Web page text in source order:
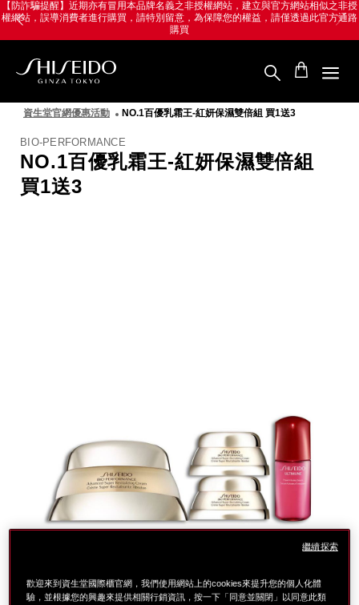
跳
至
Skip
to
【防詐騙提醒】近期亦有冒用本品牌名義之非授權網站，建立與官方網站相似之非授
權網站，誤導消費者進行購買，請特別留意，為保障您的權益，請僅透過此官方通路
購買
資
生
國
際
櫃
資生堂官網優惠活動 NO.1百優乳霜王-紅妍保濕雙倍組 買1送3
BIO-PERFORMANCE
NO.1百優乳霜王-紅妍保濕雙倍組
買1送3
歡迎來到資生堂國際櫃官網，我們使用網站上的cookies來提升您的個人化體
驗，並根據您的興趣來提供相關行銷資訊，按一下「同意並關閉」以同意此類
繼續探索